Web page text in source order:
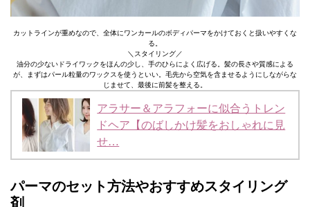
カットラインが重めなので、全体にワンカールのボディパーマをかけておくと扱いやすくな
る。
＼スタイリング／
油分の少ないドライワックをほんの少し、手のひらによく広げる。髪の長さや質感による
が、まずはパール粒量のワックスを使うといい。毛先から空気を含ませるようにしながらな
じませて、最後に前髪を整える。
アラサー＆アラフォーに似合うトレン
ドヘア【のばしかけ髪をおしゃれに見
せ…
パーマのセット方法やおすすめスタイリング
剤